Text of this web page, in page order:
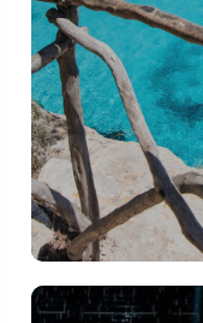
Von Rhodos
Durchfahrt